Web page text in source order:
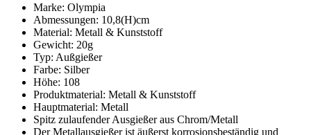
Marke: Olympia
Abmessungen: 10,8(H)cm
Material: Metall & Kunststoff
Gewicht: 20g
Typ: Außgießer
Farbe: Silber
Höhe: 108
Produktmaterial: Metall & Kunststoff
Hauptmaterial: Metall
Spitz zulaufender Ausgießer aus Chrom/Metall
Der Metallausgießer ist äußerst korrosionsbeständig und